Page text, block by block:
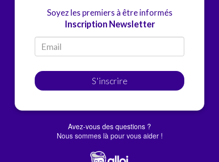
Soyez les premiers à être informés
Inscription Newsletter
S'inscrire
Avez-vous des questions ?
Nous sommes là pour vous aider !